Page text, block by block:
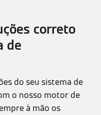
correto
de
do seu sistema de
o nosso motor de
à mão os